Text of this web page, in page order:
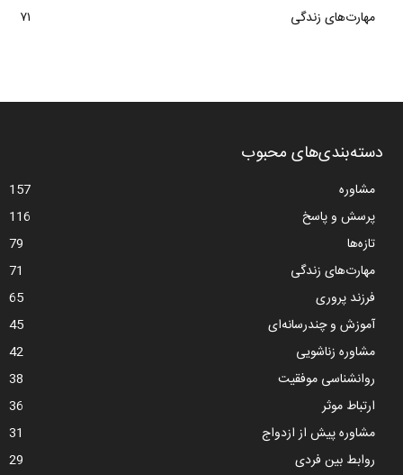
مهارت‌های زندگی
۷۱
دسته‌بندی‌های محبوب
مشاوره
157
پرسش و پاسخ
116
تازه‌ها
79
مهارت‌های زندگی
71
فرزند پروری
65
آموزش و چندرسانه‌ای
45
مشاوره زناشویی
42
روانشناسی موفقیت
38
ارتباط موثر
36
مشاوره پیش از ازدواج
31
روابط بین فردی
29